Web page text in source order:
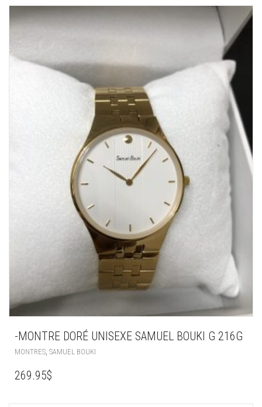
-MONTRE DORÉ UNISEXE SAMUEL BOUKI G 216G
MONTRES, SAMUEL BOUKI
269.95$